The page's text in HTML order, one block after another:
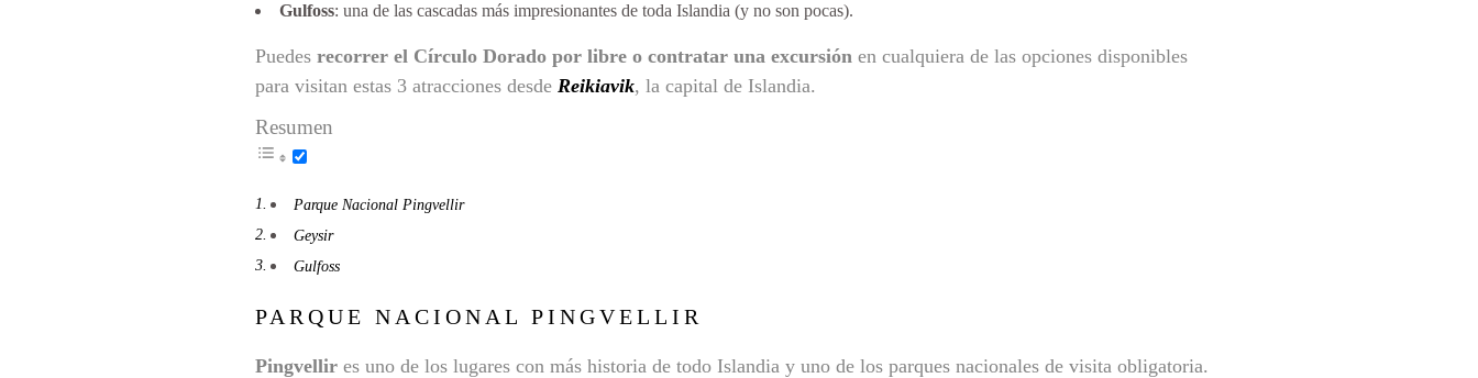
Gulfoss: una de las cascadas más impresionantes de toda Islandia (y no son pocas).
Puedes recorrer el Círculo Dorado por libre o contratar una excursión en cualquiera de las opciones disponibles
para visitan estas 3 atracciones desde Reikiavik, la capital de Islandia.
Resumen
Parque Nacional Pingvellir
Geysir
Gulfoss
PARQUE NACIONAL PINGVELLIR
Pingvellir es uno de los lugares con más historia de todo Islandia y uno de los parques nacionales de visita obligatoria.